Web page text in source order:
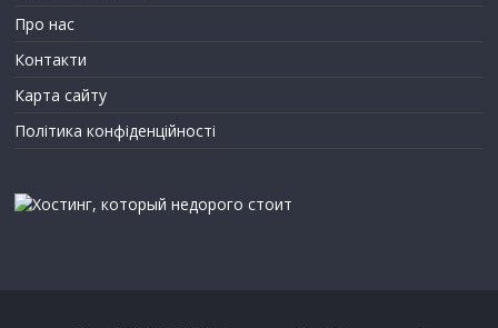
Про нас
Контакти
Карта сайту
Політика конфіденційності